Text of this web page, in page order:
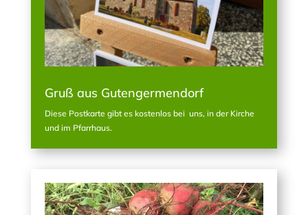
Gruß aus Gutengermendorf
Diese Postkarte gibt es kostenlos bei uns, in der Kirche
und im Pfarrhaus.